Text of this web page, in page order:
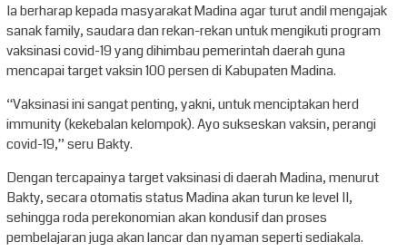
Ia berharap kepada masyarakat Madina agar turut andil mengajak
sanak family, saudara dan rekan-rekan untuk mengikuti program
vaksinasi covid-19 yang dihimbau pemerintah daerah guna
mencapai target vaksin 100 persen di Kabupaten Madina.
“Vaksinasi ini sangat penting, yakni, untuk menciptakan herd
immunity (kekebalan kelompok). Ayo sukseskan vaksin, perangi
covid-19,” seru Bakty.
Dengan tercapainya target vaksinasi di daerah Madina, menurut
Bakty, secara otomatis status Madina akan turun ke level II,
sehingga roda perekonomian akan kondusif dan proses
pembelajaran juga akan lancar dan nyaman seperti sediakala.